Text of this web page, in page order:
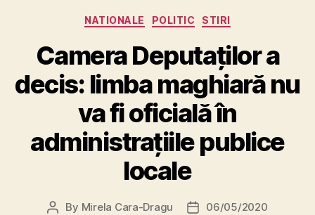
Categories
NATIONALE POLITIC STIRI
Camera Deputaților a
decis: limba maghiară nu
va fi oficială în
administrațiile publice
locale
Post
By Mirela Cara-Dragu
Post06/05/2020